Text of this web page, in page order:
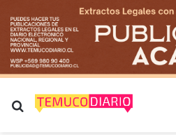
Buscar por